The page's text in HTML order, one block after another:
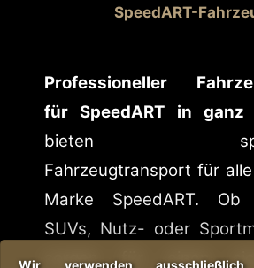
SpeedART-
Professioneller
für SpeedART in ganz
bieten
Fahrzeugtransport für
Marke SpeedART. Ob
SUVs, Nutz- oder
sorgen für einen
Wir verwenden ausschließlich